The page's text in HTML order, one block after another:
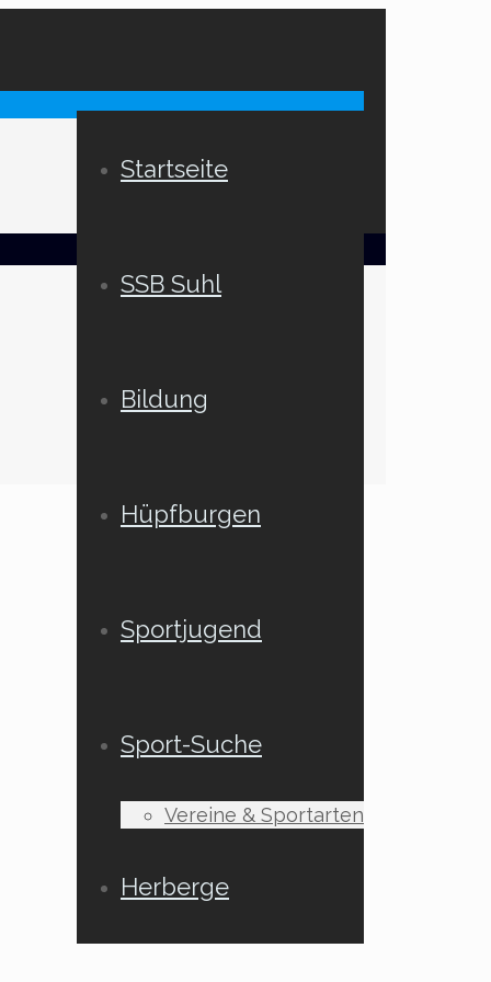
Startseite
SSB Suhl
Bildung
Hüpfburgen
Sportjugend
Sport-Suche
Vereine & Sportarten
Herberge